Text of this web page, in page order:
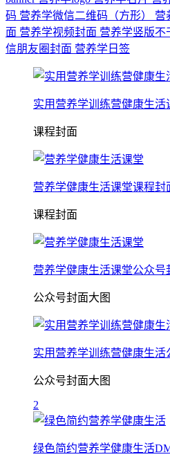
码 营养学微信二维码（方形） 营
面 营养学视频封面 营养学竖版不
信朋友圈封面 营养学日签
实用营养学训练营健康生活
课程封面
营养学健康生活课堂课程封
课程封面
营养学健康生活课堂公众号
公众号封面大图
实用营养学训练营健康生活
公众号封面大图
2
绿色简约营养学健康生活